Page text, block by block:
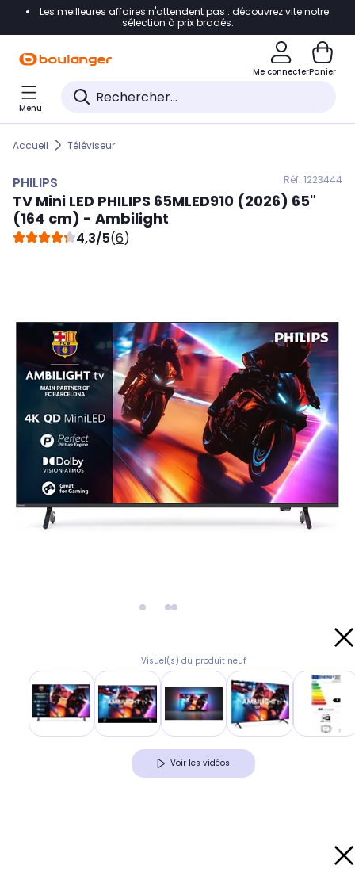
Accéder directement à la navigation
Accéder directement au pied de page
Accéder directement au chatbot
Les meilleures affaires n'attendent pas : découvrez vite notre
sélection à prix bradés.
Me connecterPanier
Menu
Accueil Téléviseur
PHILIPS Réf. 1223444
TV Mini LED PHILIPS 65MLED910 (2026) 65"
(164 cm) - Ambilight
4,3/5(6)
Visuel(s) du produit neuf
Voir les vidéos